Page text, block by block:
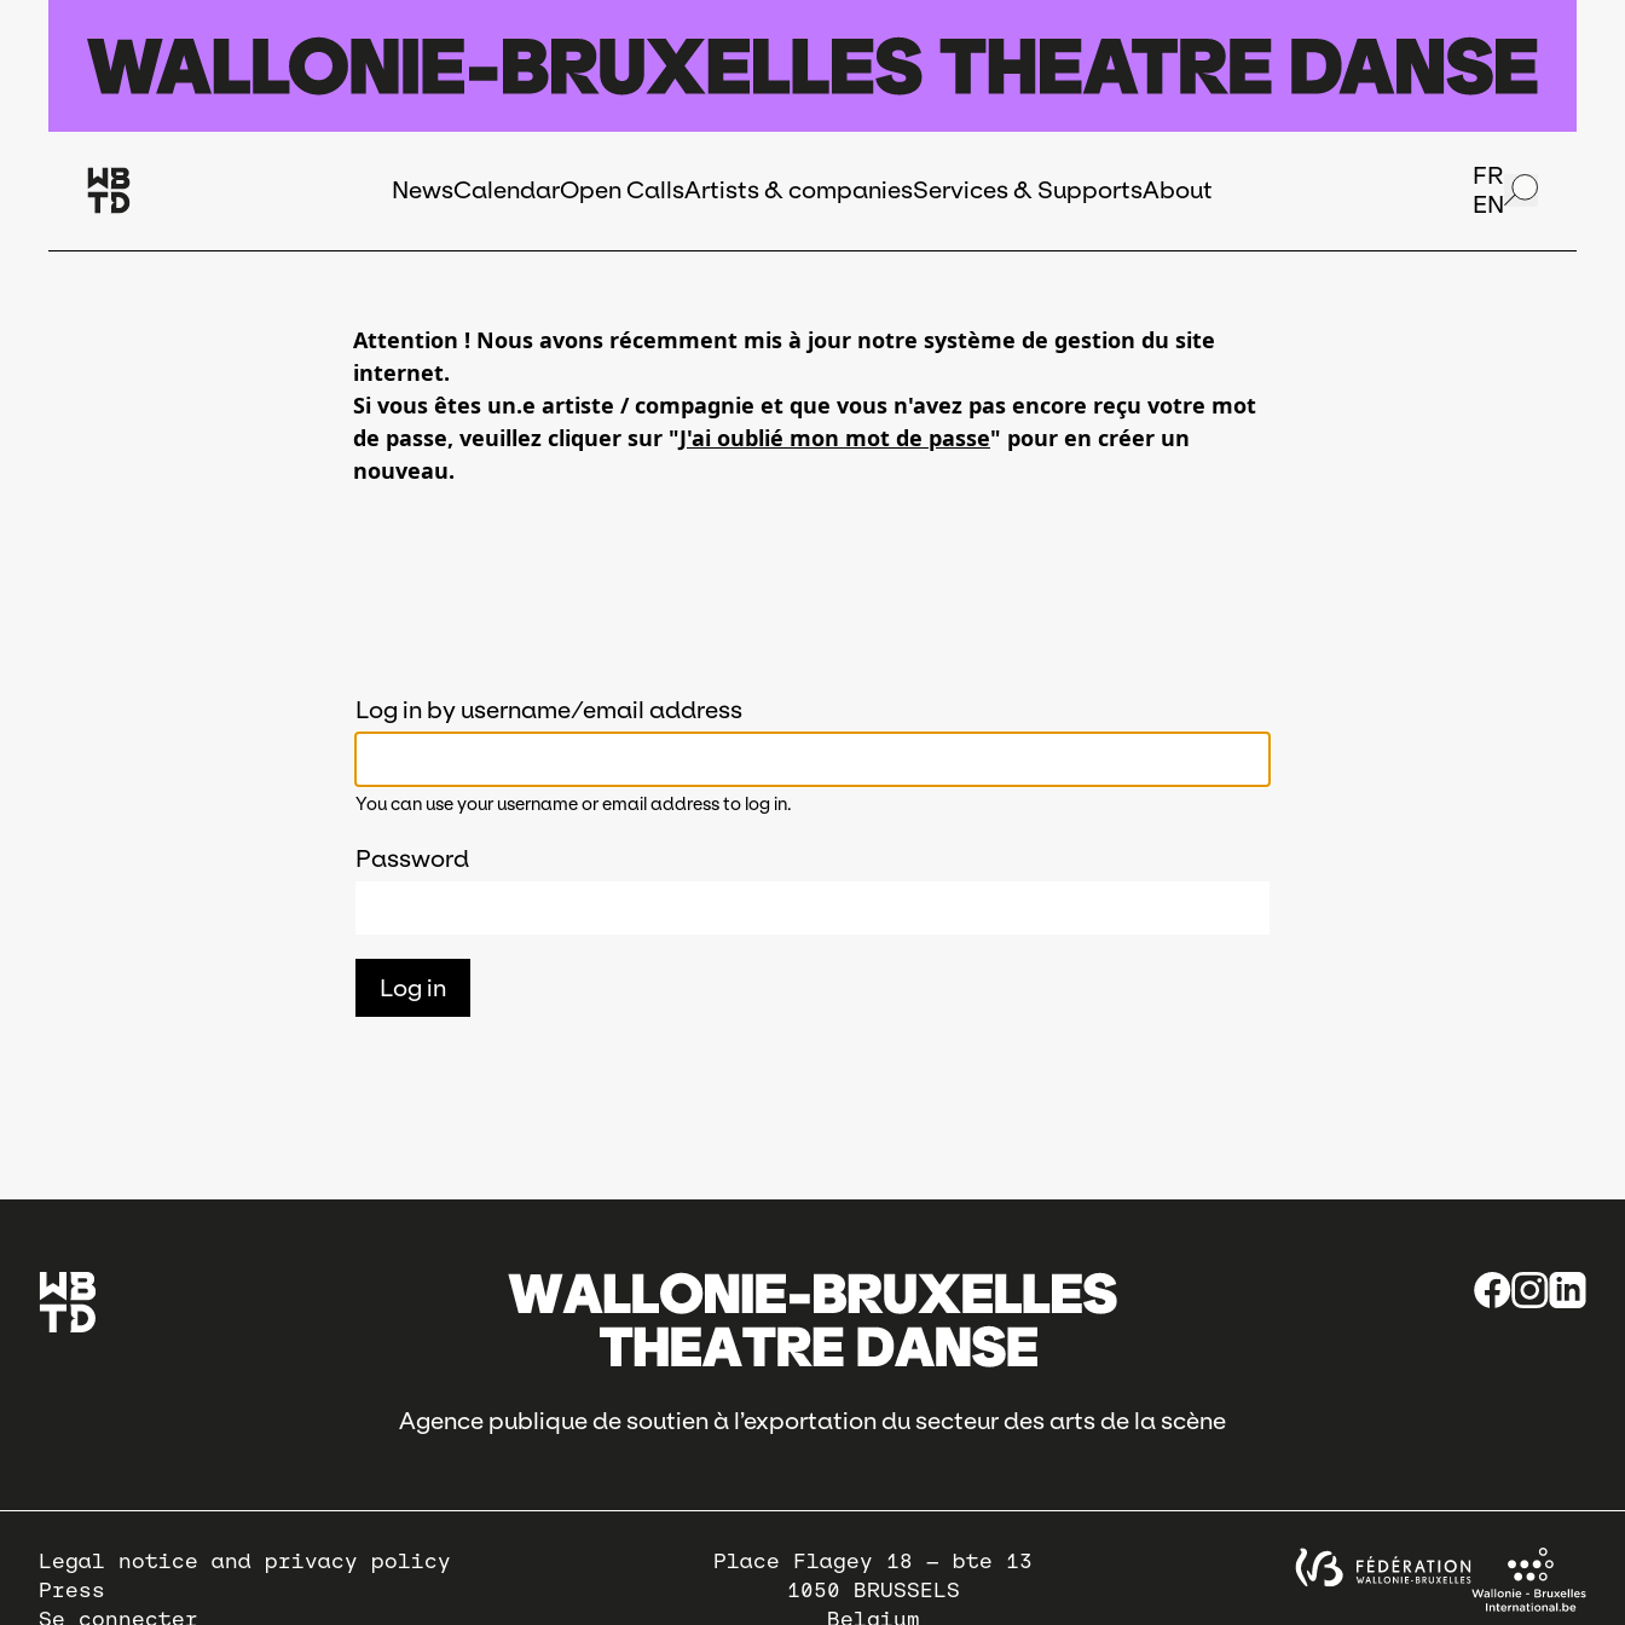
Navigation
NewsCalendarOpen CallsArtists & companiesServices & SupportsAbout
FR
EN
Attention ! Nous avons récemment mis à jour notre système de gestion du site
internet.
Si vous êtes un.e artiste / compagnie et que vous n'avez pas encore reçu votre mot
de passe, veuillez cliquer sur "J'ai oublié mon mot de passe" pour en créer un
nouveau.
Log in by username/email address
You can use your username or email address to log in.
Password
Agence publique de soutien à l’exportation du secteur des arts de la scène
Pied
de
page
Legal notice and privacy policy
Press
Se connecter
Place Flagey 18 – bte 13
1050
BRUSSELS
Belgium